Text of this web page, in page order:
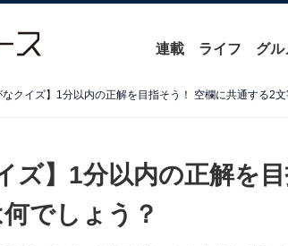
連載 ライフ グル
なクイズ】1分以内の正解を目指そう！ 空欄に共通する2
ズ】1分以内の正解を
でしょう？